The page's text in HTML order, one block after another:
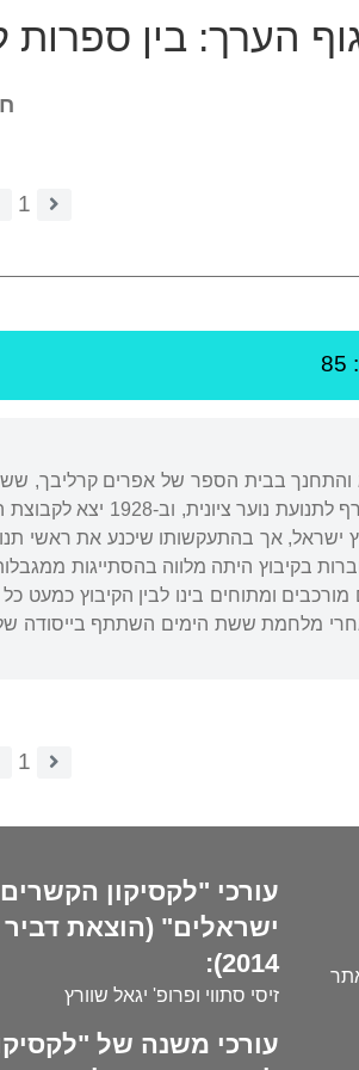
הערך: בין ספרות
1
והתחנך בבית הספר של אפרים קרליבך,
וכללי. בגיל חמש-עשרה, אחרי תקופה של דתיות מופלגת
לעלות לארץ ישראל, אך בהתעקשותו שיכנע את ראשי
לחברות בקיבוץ היתה מלווה בהסתייגות
ומתוחים בינו לבין הקיבוץ כמעט כל
אחרי מלחמת ששת הימים השתתף בייסודה
1
עורכי "לקסיקון
ישראלים" (הוצאת דביר
2014):
זיסי סתווי ופרופ' יגאל שוורץ
עורכי משנה של